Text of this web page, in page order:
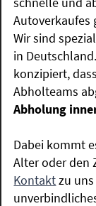
Autoverkaufes
Wir sind
in
konzipiert,
Abholteams
Abholung
Dabei kommt
Alter oder den
Kontaktzu